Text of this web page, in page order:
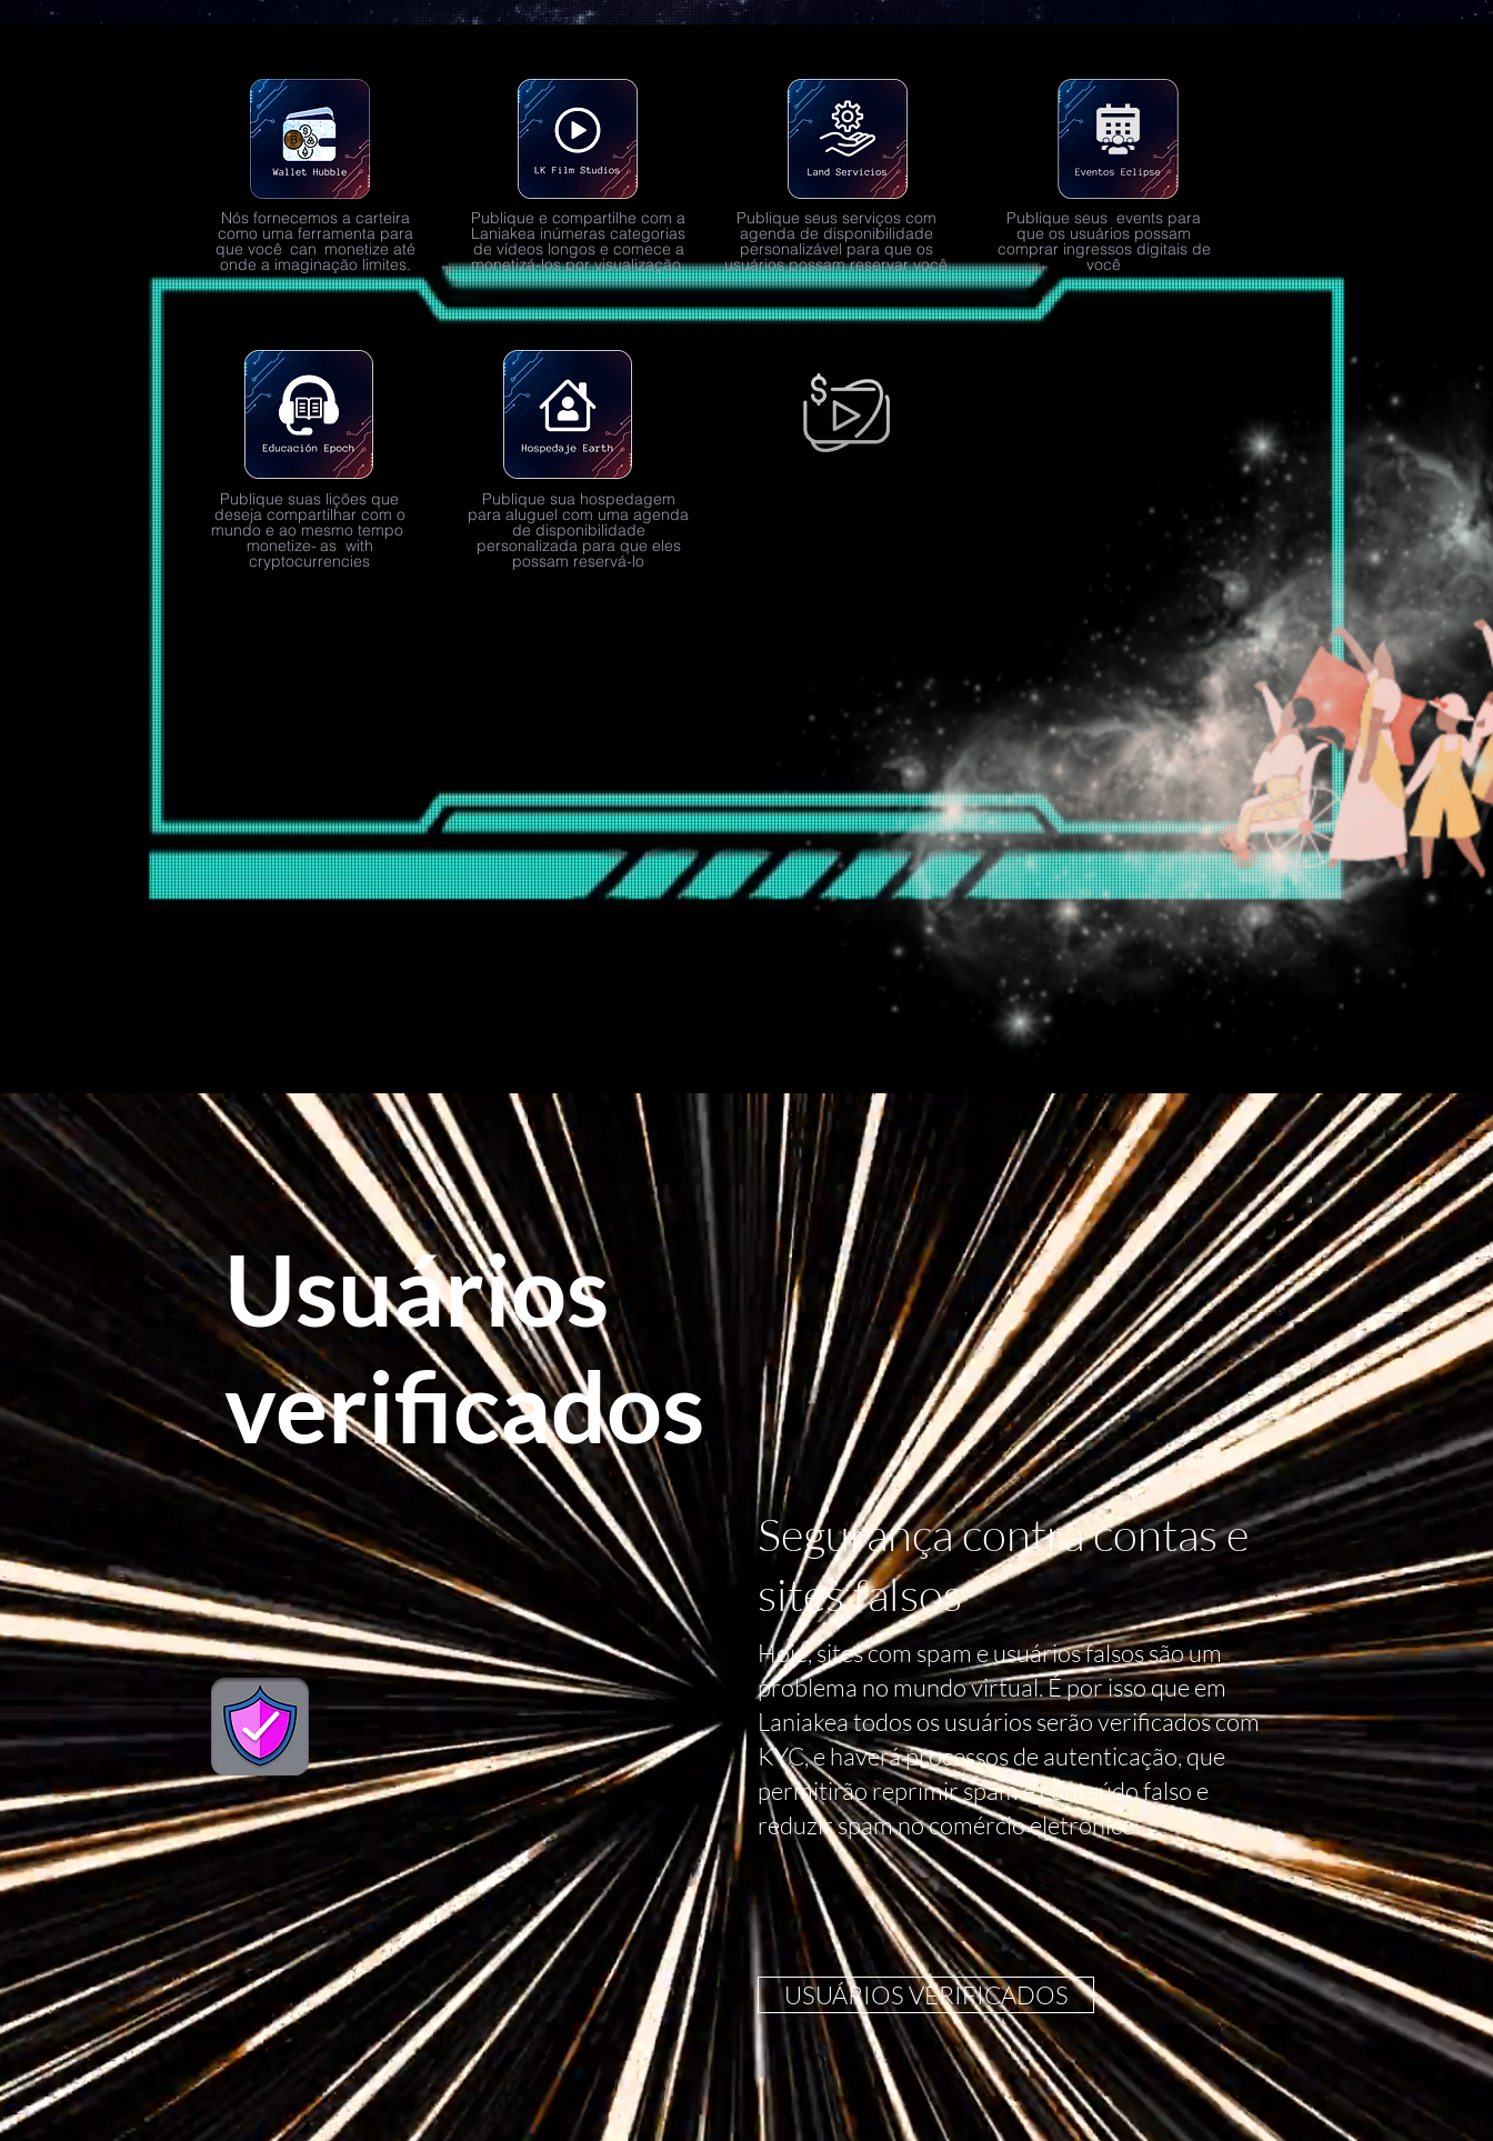
Nós fornecemos a carteira
como uma ferramenta para
que você can monetize até
onde a imaginação limites.
Publique suas lições que
deseja compartilhar com o
mundo e ao mesmo tempo
monetize- as with
cryptocurrencies
Publique e compartilhe com a
Laniakea inúmeras categorias
de vídeos longos e comece a
monetizá-los por visualização.
Publique seus serviços com
agenda de disponibilidade
personalizável para que os
usuários possam reservar você
Publique sua hospedagem
para aluguel com uma agenda
de disponibilidade
personalizada para que eles
possam reservá-lo
Publique seus events para
que os usuários possam
comprar ingressos digitais de
você
Usuários
verificados
Segurança contra contas e
sites falsos
Hoje, sites com spam e usuários falsos são um
problema no mundo virtual. É por isso que em
Laniakea todos os usuários serão verificados com
KYC, e haverá processos de autenticação, que
permitirão reprimir spam e conteúdo falso e
reduzir spam no comércio eletrônico.
USUÁRIOS VERIFICADOS